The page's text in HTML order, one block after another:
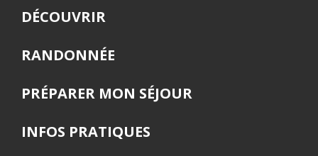
DÉCOUVRIR
RANDONNÉE
PRÉPARER MON SÉJOUR
INFOS PRATIQUES